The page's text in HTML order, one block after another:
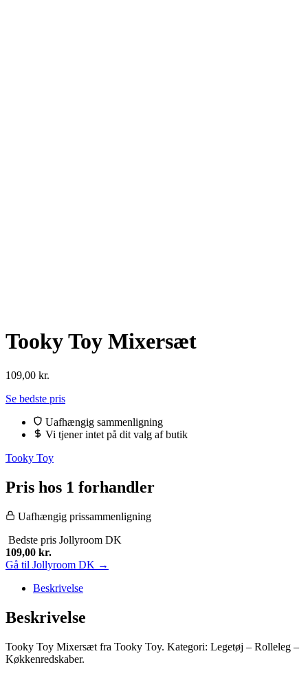
Tooky Toy Mixersæt
109,00 kr.
Se bedste pris
Uafhængig sammenligning
Vi tjener intet på dit valg af butik
Tooky Toy
Pris hos 1 forhandler
Uafhængig prissammenligning
Bedste pris Jollyroom DK
109,00 kr.
Gå til Jollyroom DK →
Beskrivelse
Beskrivelse
Tooky Toy Mixersæt fra Tooky Toy. Kategori: Legetøj – Rolleleg –
Køkkenredskaber.